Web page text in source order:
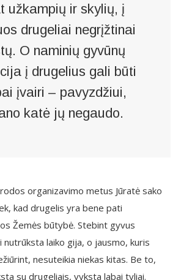
užkampių ir skylių, į
drugeliai negrįžtinai
O naminių gyvūnų
į drugelius gali būti
įvairi – pavyzdžiui,
katė jų negaudo.
organizavimo metus Jūratė sako
kad drugelis yra bene pati
Žemės būtybė. Stebint gyvus
laiko gija, o jausmo, kuris
nesuteikia niekas kitas. Be to,
su drugeliais, vyksta labai tyliai.